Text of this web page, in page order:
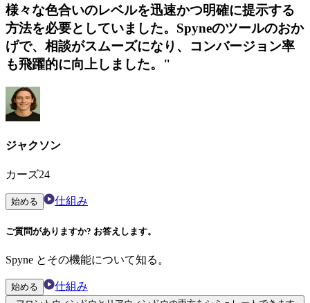
様々な色合いのレベルを迅速かつ明確に提示する
方法を必要としていました。Spyneのツールのおか
げで、相談がスムーズになり、コンバージョン率
も飛躍的に向上しました。"
ジャクソン
カーズ24
始める 仕組み
ご質問がありますか? お答えします。
Spyne とその機能について知る。
始める 仕組み